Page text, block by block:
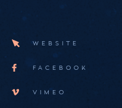
WEBSITE
FACEBOOK
VIMEO